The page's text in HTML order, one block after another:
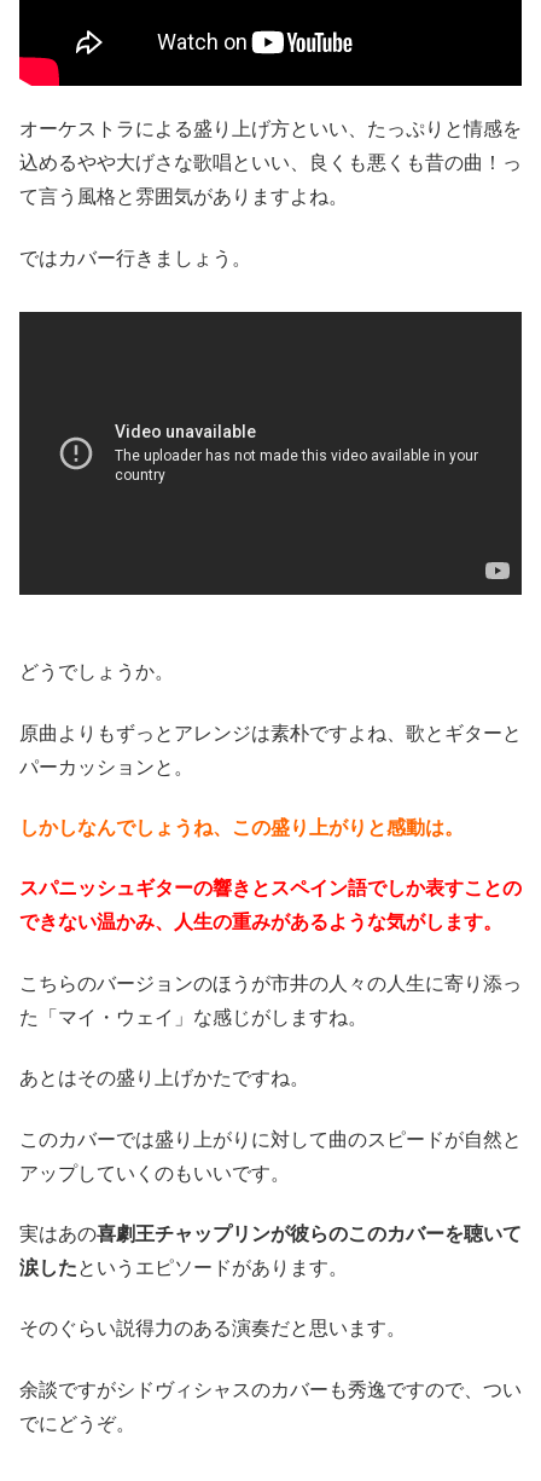
オーケストラによる盛り上げ方といい、たっぷりと情感を
込めるやや大げさな歌唱といい、良くも悪くも昔の曲！っ
て言う風格と雰囲気がありますよね。
ではカバー行きましょう。
どうでしょうか。
原曲よりもずっとアレンジは素朴ですよね、歌とギターと
パーカッションと。
しかしなんでしょうね、この盛り上がりと感動は。
スパニッシュギターの響きとスペイン語でしか表すことの
できない温かみ、人生の重みがあるような気がします。
こちらのバージョンのほうが市井の人々の人生に寄り添っ
た「マイ・ウェイ」な感じがしますね。
あとはその盛り上げかたですね。
このカバーでは盛り上がりに対して曲のスピードが自然と
アップしていくのもいいです。
実はあの喜劇王チャップリンが彼らのこのカバーを聴いて
涙したというエピソードがあります。
そのぐらい説得力のある演奏だと思います。
余談ですがシドヴィシャスのカバーも秀逸ですので、つい
でにどうぞ。